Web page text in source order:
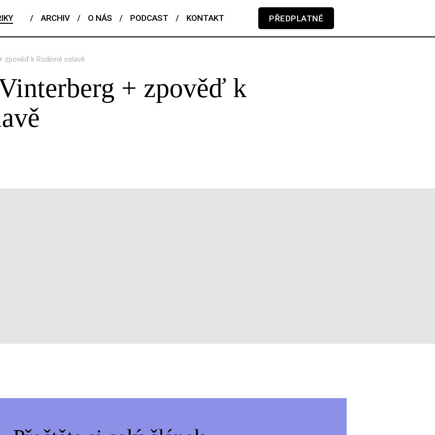
/ ARCHIV / O NÁS / PODCAST / KONTAKT PŘEDPLATNÉ
zpověď k Rodinné oslavě
+ zpověď k